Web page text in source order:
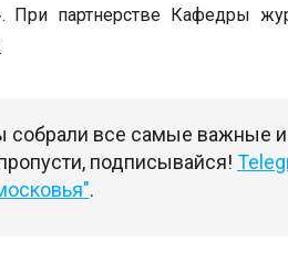
партнерстве Кафедры
собрали все самые важные
подписывайся!
.